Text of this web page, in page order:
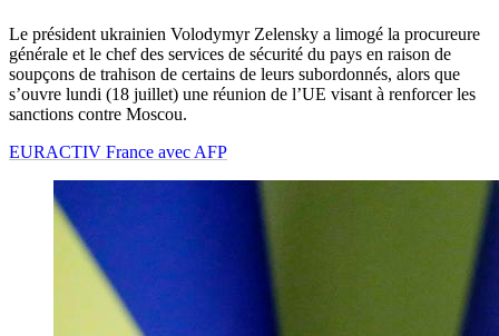
Le président ukrainien Volodymyr Zelensky a limogé la procureure
générale et le chef des services de sécurité du pays en raison de
soupçons de trahison de certains de leurs subordonnés, alors que
s’ouvre lundi (18 juillet) une réunion de l’UE visant à renforcer les
sanctions contre Moscou.
EURACTIV France avec AFP